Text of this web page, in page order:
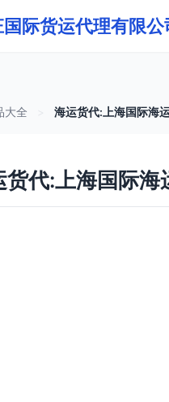
际货运代理有限公
大全 海运货代:上海国际海
货代:上海国际